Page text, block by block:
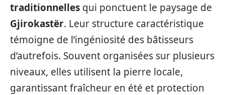
traditionnelles qui ponctuent le paysage de
Gjirokastër. Leur structure caractéristique
témoigne de l’ingéniosité des bâtisseurs
d’autrefois. Souvent organisées sur plusieurs
niveaux, elles utilisent la pierre locale,
garantissant fraîcheur en été et protection